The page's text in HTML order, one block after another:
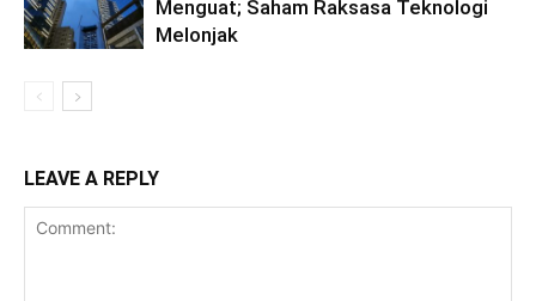
Menguat; Saham Raksasa Teknologi
Melonjak
LEAVE A REPLY